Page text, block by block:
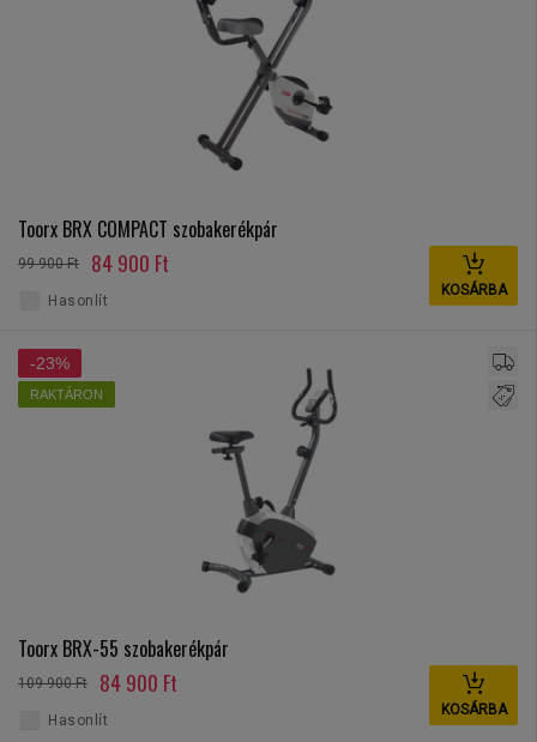
Toorx BRX COMPACT szobakerékpár
99 900 Ft 84 900 Ft
KOSÁRBA
Hasonlít
-23%
RAKTÁRON
Toorx BRX-55 szobakerékpár
109 900 Ft 84 900 Ft
KOSÁRBA
Hasonlít